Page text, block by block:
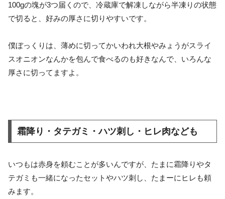
100gの塊が3つ届くので、冷蔵庫で解凍しながら半凍りの状態
で切ると、好みの厚さに切りやすいです。
僕ぼっくりは、薄めに切ってかいわれ大根やみょうがスライ
スオニオンなんかを包んで食べるのも好きなんで、いろんな
厚さに切ってますよ。
霜降り・タテガミ・ハツ刺し・ヒレ肉なども
いつもは赤身を頼むことが多いんですが、たまに霜降りやタ
テガミも一緒になったセットやハツ刺し、たまーにヒレも頼
みます。